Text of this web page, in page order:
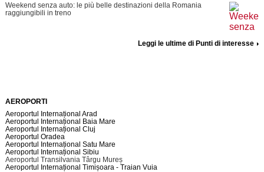
Weekend senza auto: le più belle destinazioni della Romania
raggiungibili in treno
Leggi le ultime di Punti di interesse
AEROPORTI
Aeroportul Internațional Arad
Aeroportul Internațional Baia Mare
Aeroportul Internațional Cluj
Aeroportul Oradea
Aeroportul Internațional Satu Mare
Aeroportul Internațional Sibiu
Aeroportul Transilvania Târgu Mureș
Aeroportul Internațional Timișoara - Traian Vuia